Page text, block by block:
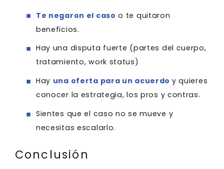
Te negaron el caso o te quitaron
beneficios.
Hay una disputa fuerte (partes del cuerpo,
tratamiento, work status)
Hay una oferta para un acuerdo y quieres
conocer la estrategia, los pros y contras.
Sientes que el caso no se mueve y
necesitas escalarlo.
Conclusión